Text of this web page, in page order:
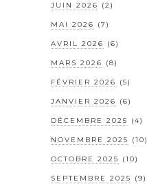
JUIN 2026 (2)
MAI 2026 (7)
AVRIL 2026 (6)
MARS 2026 (8)
FÉVRIER 2026 (5)
JANVIER 2026 (6)
DÉCEMBRE 2025 (4)
NOVEMBRE 2025 (10)
OCTOBRE 2025 (10)
SEPTEMBRE 2025 (9)